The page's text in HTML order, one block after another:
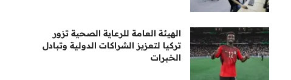
الهيئة العامة للرعاية الصحية تزور
تركيا لتعزيز الشراكات الدولية وتبادل
الخبرات